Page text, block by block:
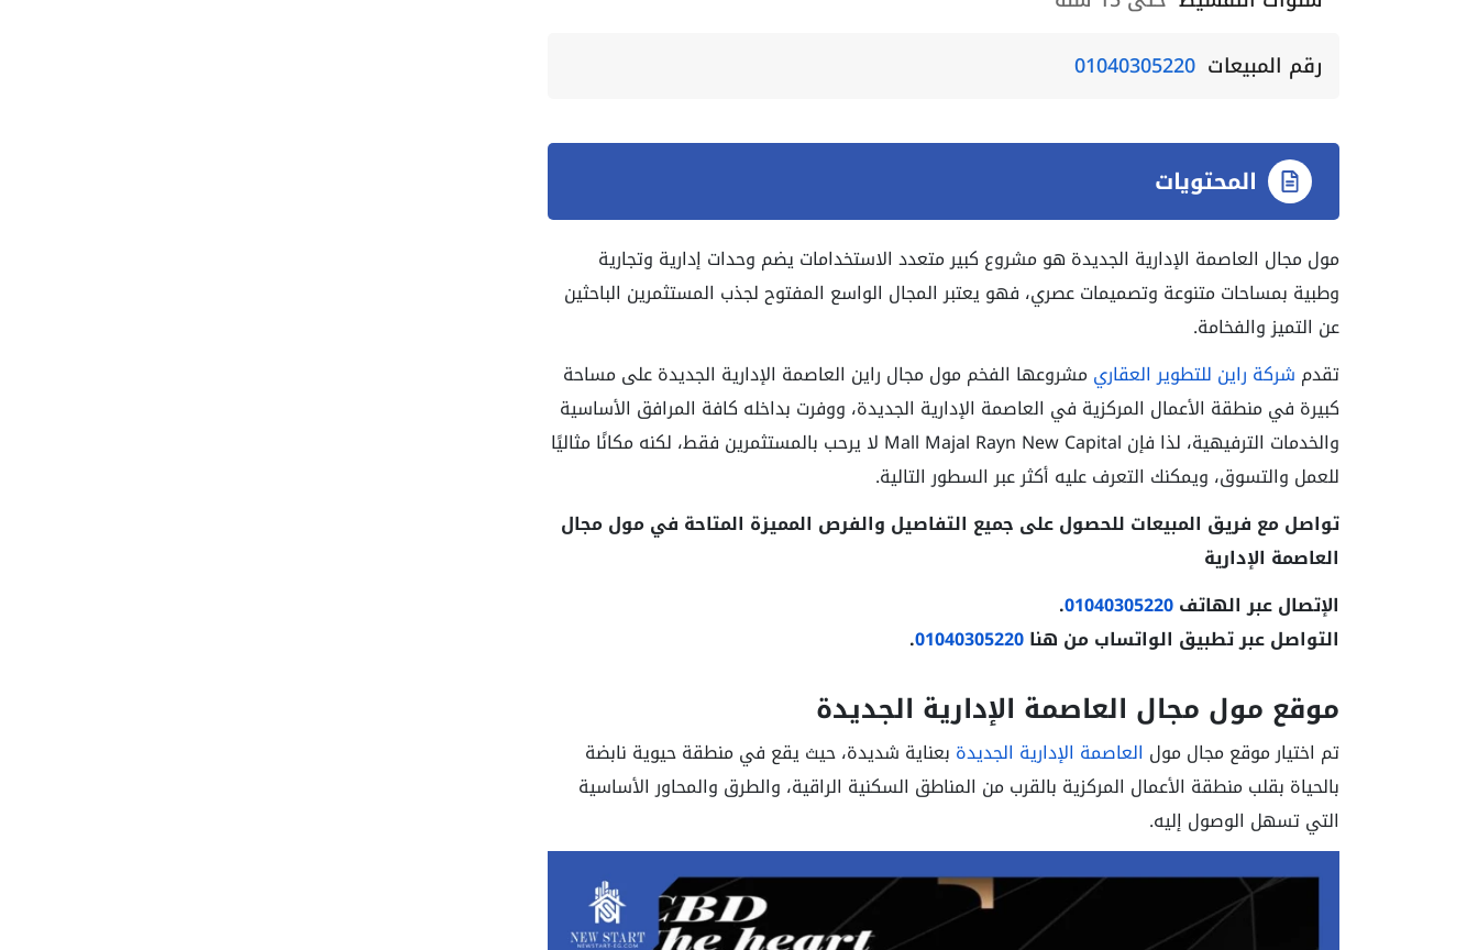
رقم المبيعات 01040305220
المحتويات
مول مجال العاصمة الإدارية الجديدة هو مشروع كبير متعدد الاستخدامات يضم وحدات إدارية وتجارية
وطبية بمساحات متنوعة وتصميمات عصري، فهو يعتبر المجال الواسع المفتوح لجذب المستثمرين الباحثين
عن التميز والفخامة.
تقدم شركة راين للتطوير العقاري مشروعها الفخم مول مجال راين العاصمة الإدارية الجديدةعلى مساحة
كبيرة في منطقة الأعمال المركزية في العاصمة الإدارية الجديدة، ووفرت بداخله كافة المرافق الأساسية
والخدمات الترفيهية، لذا فإن Mall Majal Rayn New Capital لا يرحب بالمستثمرين فقط، لكنه مكانًا مثاليًا
للعمل والتسوق، ويمكنك التعرف عليه أكثر عبر السطور التالية.
تواصل مع فريق المبيعات للحصول على جميع التفاصيل والفرص المميزة المتاحة في مول مجال
العاصمة الإدارية
الإتصال عبر الهاتف01040305220
.
التواصل عبر تطبيق الواتساب من هنا01040305220
.
موقع مول مجال العاصمة الإدارية الجديدة
تم اختيار موقع مجال مول العاصمة الإدارية الجديدة بعناية شديدة، حيث يقع في منطقة حيوية نابضة
بالحياة بقلب منطقة الأعمال المركزية بالقرب من المناطق السكنية الراقية، والطرق والمحاور الأساسية
التي تسهل الوصول إليه.